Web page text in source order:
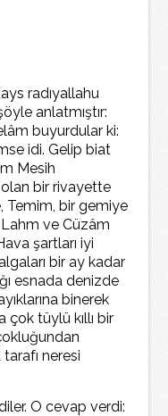
radıyallahu
anlatmıştır:
buyurdular ki:
idi. Gelip biat
Mesih
bir rivayette
Temim, bir gemiye
Lahm ve Cüzâm
şartları iyi
bir ay kadar
esnada denizde
binerek
çok tüylü kıllı bir
neresi
O cevap verdi: